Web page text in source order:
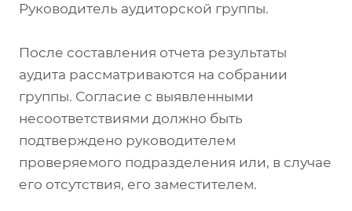
Руководитель аудиторской группы.
После составления отчета результаты
аудита рассматриваются на собрании
группы. Согласие с выявленными
несоответствиями должно быть
подтверждено руководителем
проверяемого подразделения или, в случае
его отсутствия, его заместителем.